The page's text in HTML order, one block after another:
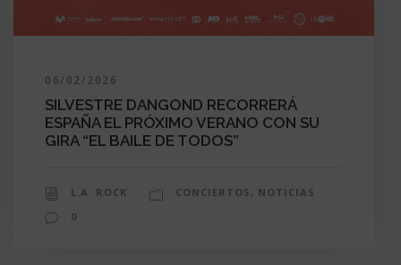
06/02/2026
SILVESTRE DANGOND RECORRERÁ
ESPAÑA EL PRÓXIMO VERANO CON SU
GIRA “EL BAILE DE TODOS”
L.A. ROCK CONCIERTOS , NOTICIAS
0